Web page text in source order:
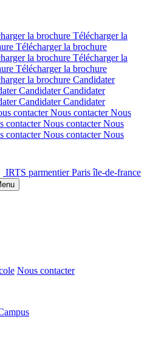
la brochure Télécharger la
Télécharger la brochure
la brochure Télécharger la
Télécharger la brochure
la brochure Candidater
CandidaterCandidater
CandidaterCandidater
contacterNous contacterNous
contacterNous contacterNous
contacterNous contacterNous
IRTS parmentier Paris île-de-france
Nous contacter